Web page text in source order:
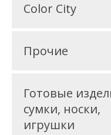
Color City
Прочие
Готовые
сумки, носки,
игрушки